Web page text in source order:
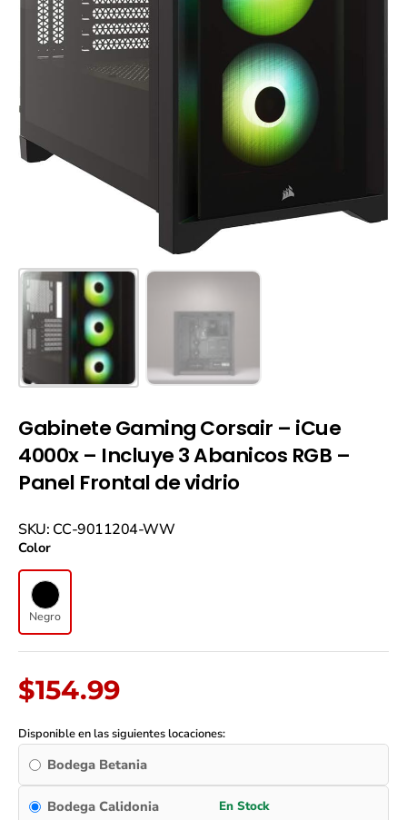
Gabinete Gaming Corsair – iCue
4000x – Incluye 3 Abanicos RGB –
Panel Frontal de vidrio
SKU: CC-9011204-WW
Color
Negro
$154.99
Disponible en las siguientes locaciones:
Bodega Betania
Bodega Calidonia
Gaming
Corsair
-
iCue
4000x
Abanicos
RGB
Panel
Frontal
de
vidrio
quantity